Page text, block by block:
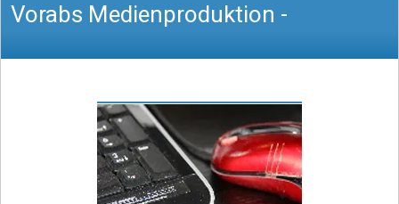
Vorabs Medienproduktion -
Nachrichten, Texte, Podcast, O-Töne,